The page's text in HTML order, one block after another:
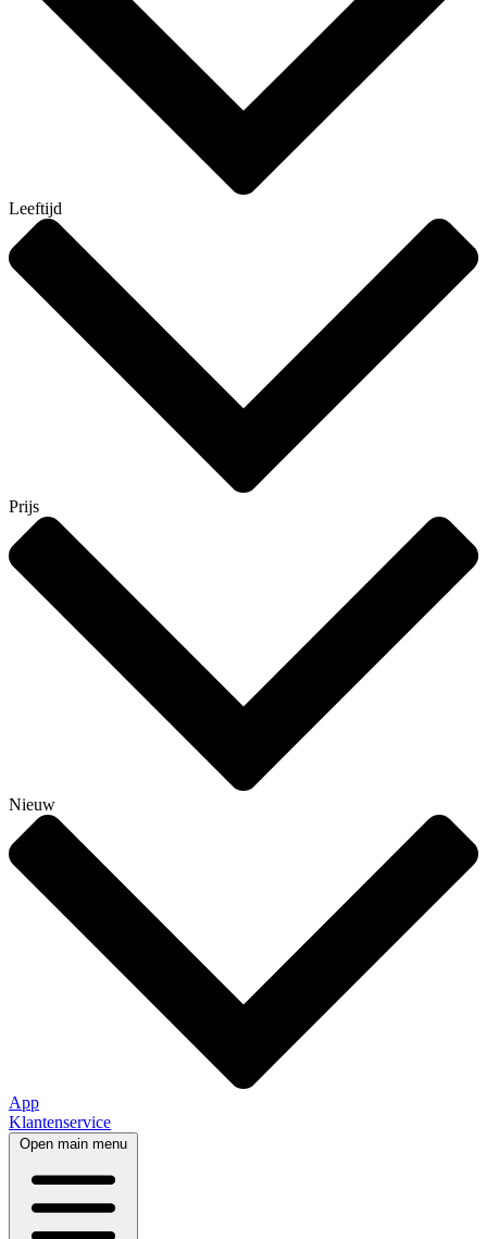
Leeftijd
Prijs
Nieuw
App
Klantenservice
Open main menu